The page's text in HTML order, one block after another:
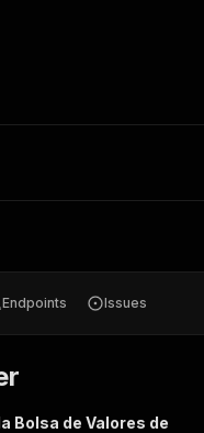
Endpoints Issues
Bolsa de Valores de